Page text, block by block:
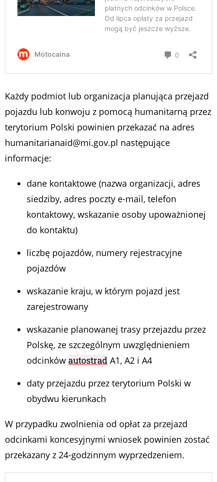
Każdy podmiot lub organizacja planująca przejazd
pojazdu lub konwoju z pomocą humanitarną przez
terytorium Polski powinien przekazać na adres
humanitarianaid@mi.gov.pl następujące
informacje:
dane kontaktowe (nazwa organizacji, adres
siedziby, adres poczty e-mail, telefon
kontaktowy, wskazanie osoby upoważnionej
do kontaktu)
liczbę pojazdów, numery rejestracyjne
pojazdów
wskazanie kraju, w którym pojazd jest
zarejestrowany
wskazanie planowanej trasy przejazdu przez
Polskę, ze szczególnym uwzględnieniem
odcinków autostrad A1, A2 i A4
daty przejazdu przez terytorium Polski w
obydwu kierunkach
W przypadku zwolnienia od opłat za przejazd
odcinkami koncesyjnymi wniosek powinien zostać
przekazany z 24-godzinnym wyprzedzeniem.